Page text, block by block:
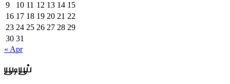
9
10 11 12 13 14 15
16 17 18 19 20 21 22
23 24 25 26 27 28 29
30 31
« Apr
யூடியூப்